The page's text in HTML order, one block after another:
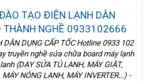
TẠO ĐIỆN LẠNH DÂN
THÀNH NGHỀ 0933102666
DÂN DỤNG CẤP TỐC Hotline 0933 102
truyền nghề sửa chữa board máy lạnh
(DẠY SỬA TỦ LẠNH, MÁY GIẶT,
NÓNG LẠNH, MÁY INVERTER...) -